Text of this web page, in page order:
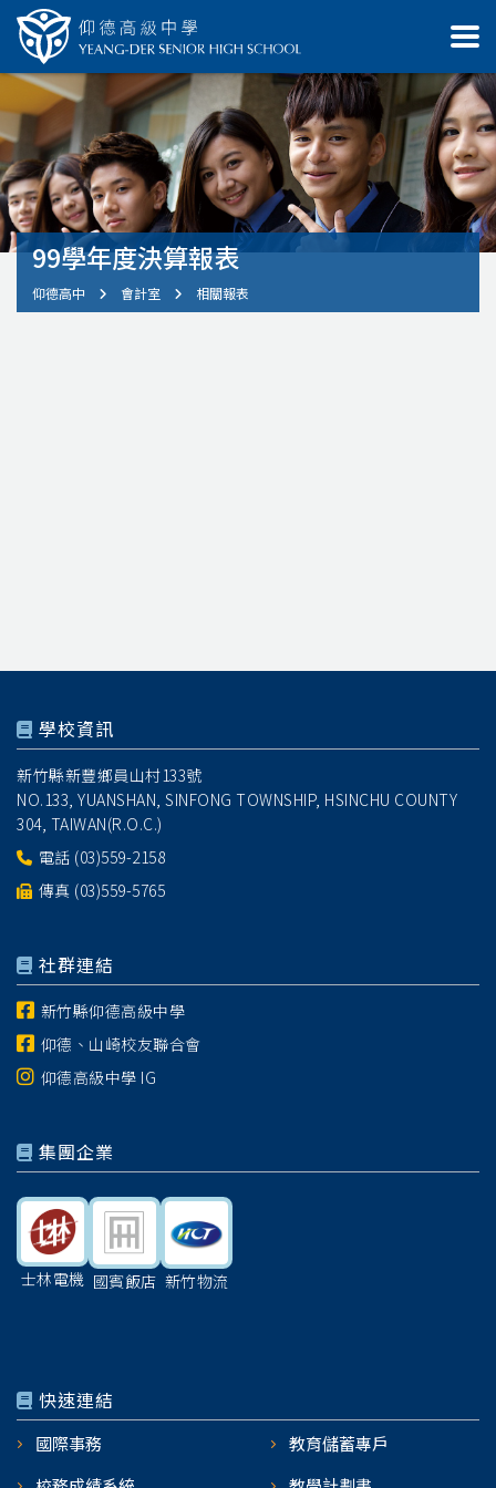
99學年度決算報表
仰德高中 會計室 相關報表
學校資訊
新竹縣新豐鄉員山村133號
NO.133, YUANSHAN, SINFONG TOWNSHIP, HSINCHU COUNTY
304, TAIWAN(R.O.C.)
電話 (03)559-2158
傳真 (03)559-5765
社群連結
新竹縣仰德高級中學
仰德、山崎校友聯合會
仰德高級中學 IG
集團企業
士林電機 國賓飯店 新竹物流
快速連結
國際事務
教育儲蓄專戶